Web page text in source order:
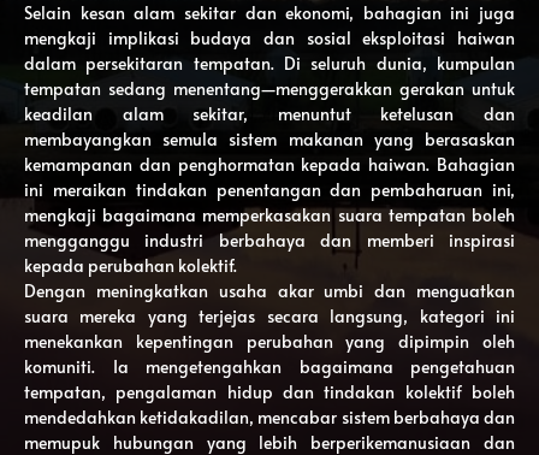
Selain kesan alam sekitar dan ekonomi, bahagian ini juga
mengkaji implikasi budaya dan sosial eksploitasi haiwan
dalam persekitaran tempatan. Di seluruh dunia, kumpulan
tempatan sedang menentang—menggerakkan gerakan untuk
keadilan alam sekitar, menuntut ketelusan dan
membayangkan semula sistem makanan yang berasaskan
kemampanan dan penghormatan kepada haiwan. Bahagian
ini meraikan tindakan penentangan dan pembaharuan ini,
mengkaji bagaimana memperkasakan suara tempatan boleh
mengganggu industri berbahaya dan memberi inspirasi
kepada perubahan kolektif.
Dengan meningkatkan usaha akar umbi dan menguatkan
suara mereka yang terjejas secara langsung, kategori ini
menekankan kepentingan perubahan yang dipimpin oleh
komuniti. Ia mengetengahkan bagaimana pengetahuan
tempatan, pengalaman hidup dan tindakan kolektif boleh
mendedahkan ketidakadilan, mencabar sistem berbahaya dan
memupuk hubungan yang lebih berperikemanusiaan dan